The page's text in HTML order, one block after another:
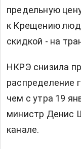
предельную
к Крещению
скидкой - на
НКРЭ снизила
распределение
чем с утра 19
министр Денис
канале.